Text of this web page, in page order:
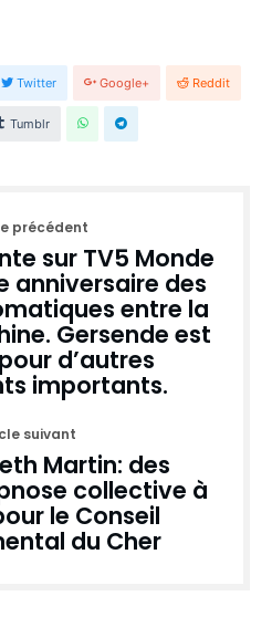
Twitter Google+ Reddit
Tumblr
précédent
sur TV5 Monde
anniversaire des
entre la
Gersende est
d’autres
importants.
suivant
Martin: des
collective à
le Conseil
du Cher